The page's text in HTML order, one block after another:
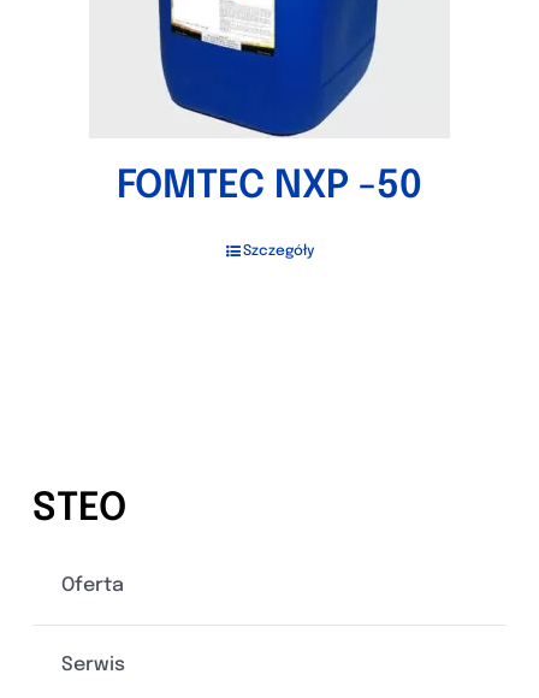
FOMTEC NXP -50
Szczegóły
STEO
Oferta
Serwis